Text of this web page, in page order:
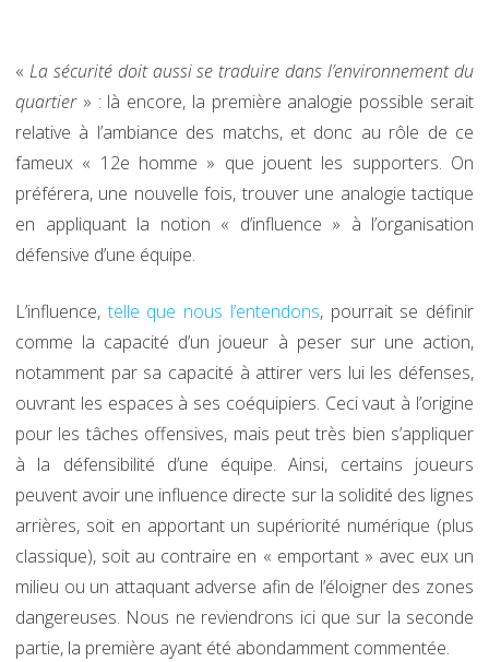
« La sécurité doit aussi se traduire dans l’environnement du
quartier» : là encore, la première analogie possible serait
relative à l’ambiance des matchs, et donc au rôle de ce
fameux « 12e homme » que jouent les supporters. On
préférera, une nouvelle fois, trouver une analogie tactique
en appliquant la notion « d’influence » à l’organisation
défensive d’une équipe.
L’influence,telle que nous l’entendons, pourrait se définir
comme la capacité d’un joueur à peser sur une action,
notamment par sa capacité à attirer vers lui les défenses,
ouvrant les espaces à ses coéquipiers. Ceci vaut à l’origine
pour les tâches offensives, mais peut très bien s’appliquer
à la défensibilité d’une équipe. Ainsi, certains joueurs
peuvent avoir une influence directe sur la solidité des lignes
arrières, soit en apportant un supériorité numérique (plus
classique), soit au contraire en « emportant » avec eux un
milieu ou un attaquant adverse afin de l’éloigner des zones
dangereuses. Nous ne reviendrons ici que sur la seconde
partie, la première ayant été abondamment commentée.